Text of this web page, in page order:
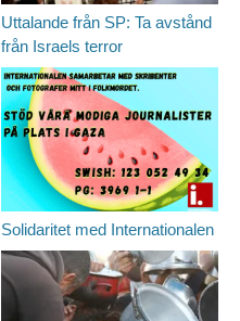
Uttalande från SP: Ta avstånd
från Israels terror
Solidaritet med Internationalen